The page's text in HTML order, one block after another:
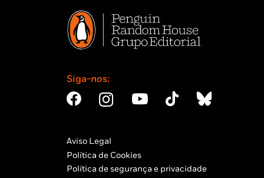
Siga-nos:
Aviso Legal
Política de Cookies
Política de segurança e privacidade